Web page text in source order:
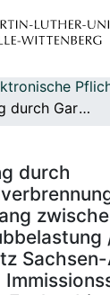
Luftbelastung durch Gartenabfallverbrennung : Zusammenhang zwischen Gartenfeuern und Feinstaubbelastung / Landesamt für Umweltschutz Sachsen-Anhalt, Fachbereich Immissionsschutz, Klimaschutz, Fachgebiet Imissionsüberwachung, - meteorologie, - begutachtung ; Autoren: Torsten Bayer, Petra Kaminski, Dr. Ulrich Zimmermann, Prof. Dr. Christian Ehrlich
durch